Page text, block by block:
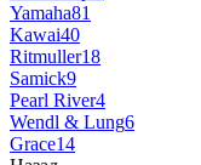
Yamaha81
Kawai40
Ritmuller18
Samick9
Pearl River4
Wendl & Lung6
Grace14